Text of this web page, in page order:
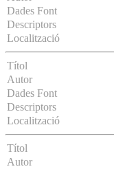
Dades Font
Descriptors
Localització
Títol
Autor
Dades Font
Descriptors
Localització
Títol
Autor